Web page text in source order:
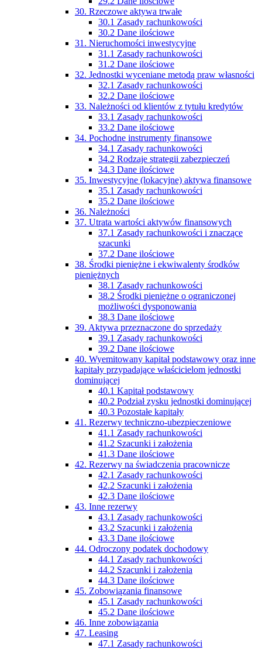
30. Rzeczowe aktywa trwałe
30.1 Zasady rachunkowości
30.2 Dane ilościowe
31. Nieruchomości inwestycyjne
31.1 Zasady rachunkowości
31.2 Dane ilościowe
32. Jednostki wyceniane metodą praw własności
32.1 Zasady rachunkowości
32.2 Dane ilościowe
33. Należności od klientów z tytułu kredytów
33.1 Zasady rachunkowości
33.2 Dane ilościowe
34. Pochodne instrumenty finansowe
34.1 Zasady rachunkowości
34.2 Rodzaje strategii zabezpieczeń
34.3 Dane ilościowe
35. Inwestycyjne (lokacyjne) aktywa finansowe
35.1 Zasady rachunkowości
35.2 Dane ilościowe
36. Należności
37. Utrata wartości aktywów finansowych
37.1 Zasady rachunkowości i znaczące
szacunki
37.2 Dane ilościowe
38. Środki pieniężne i ekwiwalenty środków
pieniężnych
38.1 Zasady rachunkowości
38.2 Środki pieniężne o ograniczonej
możliwości dysponowania
38.3 Dane ilościowe
39. Aktywa przeznaczone do sprzedaży
39.1 Zasady rachunkowości
39.2 Dane ilościowe
40. Wyemitowany kapitał podstawowy oraz inne
kapitały przypadające właścicielom jednostki
dominującej
40.1 Kapitał podstawowy
40.2 Podział zysku jednostki dominującej
40.3 Pozostałe kapitały
41. Rezerwy techniczno-ubezpieczeniowe
41.1 Zasady rachunkowości
41.2 Szacunki i założenia
41.3 Dane ilościowe
42. Rezerwy na świadczenia pracownicze
42.1 Zasady rachunkowości
42.2 Szacunki i założenia
42.3 Dane ilościowe
43. Inne rezerwy
43.1 Zasady rachunkowości
43.2 Szacunki i założenia
43.3 Dane ilościowe
44. Odroczony podatek dochodowy
44.1 Zasady rachunkowości
44.2 Szacunki i założenia
44.3 Dane ilościowe
45. Zobowiązania finansowe
45.1 Zasady rachunkowości
45.2 Dane ilościowe
46. Inne zobowiązania
47. Leasing
47.1 Zasady rachunkowości